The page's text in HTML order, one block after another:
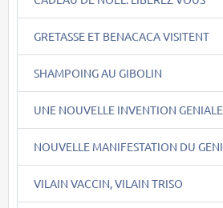
GRETASSE ET BENACACA VISITENT
SHAMPOING AU GIBOLIN
UNE NOUVELLE INVENTION GENIALE
NOUVELLE MANIFESTATION DU GENI
VILAIN VACCIN, VILAIN TRISO